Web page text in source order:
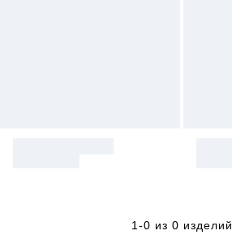
1-0 из 0 изделий